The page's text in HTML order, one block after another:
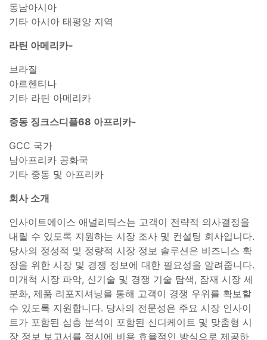
동남아시아
기타 아시아 태평양 지역
라틴 아메리카-
브라질
아르헨티나
기타 라틴 아메리카
중동 징크스디플68 아프리카-
GCC 국가
남아프리카 공화국
기타 중동 및 아프리카
회사 소개
인사이트에이스 애널리틱스는 고객이 전략적 의사결정을
내릴 수 있도록 지원하는 시장 조사 및 컨설팅 회사입니다.
당사의 정성적 및 정량적 시장 정보 솔루션은 비즈니스 확
장을 위한 시장 및 경쟁 정보에 대한 필요성을 알려줍니다.
미개척 시장 파악, 신기술 및 경쟁 기술 탐색, 잠재 시장 세
분화, 제품 리포지셔닝을 통해 고객이 경쟁 우위를 확보할
수 있도록 지원합니다. 당사의 전문성은 주요 시장 인사이
트가 포함된 심층 분석이 포함된 신디케이트 및 맞춤형 시
장 정보 보고서를 적시에 비용 효율적인 방식으로 제공하